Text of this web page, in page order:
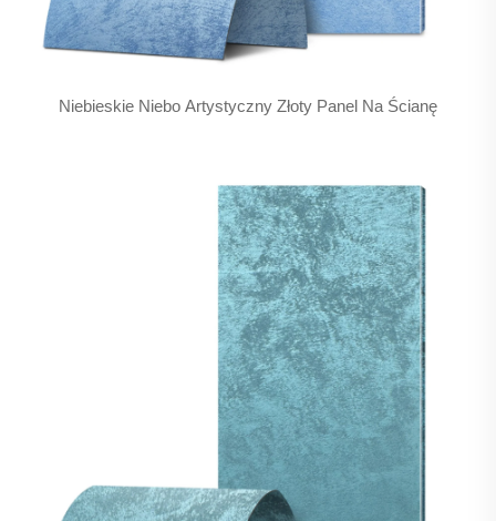
Niebieskie Niebo Artystyczny Złoty Panel Na Ścianę